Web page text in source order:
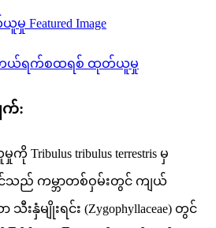
က်:
Tribulus tribulus terrestris မှ
သည် ကမ္ဘာတစ်ဝှမ်းတွင် ကျယ်
းနှံမျိုးရင်း (Zygophyllaceae) တွင်